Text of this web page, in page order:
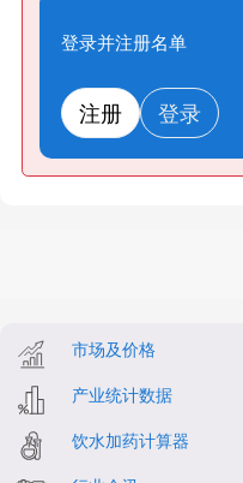
登录并注册名单
注册 登录
市场及价格
产业统计数据
饮水加药计算器